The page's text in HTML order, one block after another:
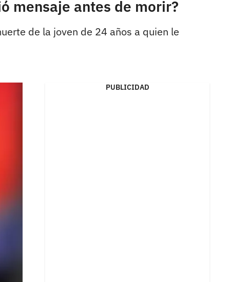
mensaje antes de morir?
de la joven de 24 años a quien le
PUBLICIDAD